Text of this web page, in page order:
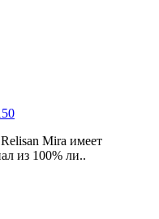
Mira имеет
из 100% ли..